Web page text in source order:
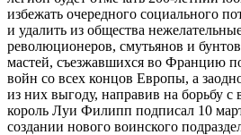
избежать очередного социального
и удалить из общества
революционеров, смутьянов и
мастей, съезжавшихся во Францию
войн со всех концов Европы, а
из них выгоду, направив на борьбу
король Луи Филипп подписал 10
создании нового воинского